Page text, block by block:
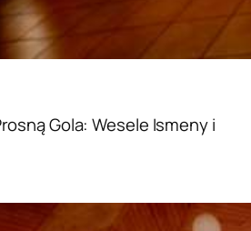
Gola: Wesele Ismeny i